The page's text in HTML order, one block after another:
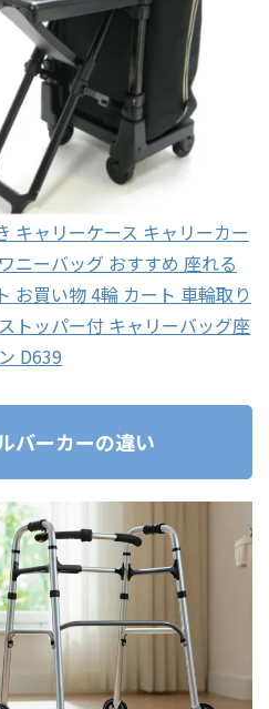
キャリーケース キャリーカー
ニーバッグ おすすめ 座れる
お買い物 4輪 カート 車輪取り
トッパー付 キャリーバッグ座
D639
バーカーの違い